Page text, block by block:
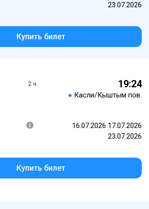
23.07.2026
Купить билет
2 ч. 19:24
● Касли/Кыштым пов.
16.07.2026 17.07.2026
23.07.2026
Купить билет